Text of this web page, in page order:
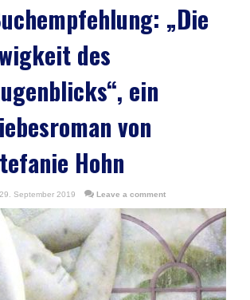
„Die
des
ein
von
Hohn
29. September 2019 Leave a comment